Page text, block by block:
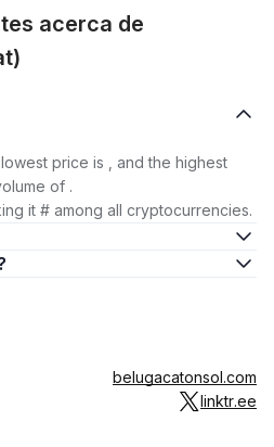
acerca de
price is , and the highest
of .
it # among all cryptocurrencies.
belugacatonsol.com
linktr.ee